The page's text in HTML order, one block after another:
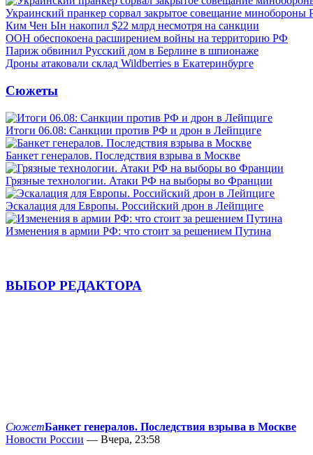
Украинский пранкер сорвал закрытое совещание минобороны
Ким Чен Ын накопил $22 млрд несмотря на санкции
ООН обеспокоена расширением войны на территорию РФ
Париж обвинил Русский дом в Берлине в шпионаже
Дроны атаковали склад Wildberries в Екатеринбурге
Сюжеты
Итоги 06.08: Санкции против РФ и дрон в Лейпциге
Банкет генералов. Последствия взрыва в Москве
Грязные технологии. Атаки РФ на выборы во Франции
Эскалация для Европы. Российский дрон в Лейпциге
Изменения в армии РФ: что стоит за решением Путина
ВЫБОР РЕДАКТОРА
СюжетБанкет генералов. Последствия взрыва в Москве
Новости России — Вчера, 23:58